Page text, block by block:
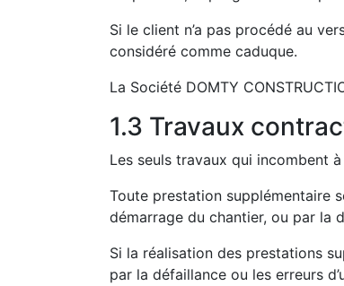
Si le client n’a pas procédé au
considéré comme caduque.
La Société DOMTY
1.3 Travaux
Les seuls travaux qui incombent
Toute prestation supplémentaire
démarrage du chantier, ou par la
Si la réalisation des prestations
par la défaillance ou les erreurs